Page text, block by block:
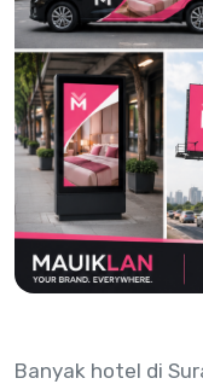
Banyak hotel di